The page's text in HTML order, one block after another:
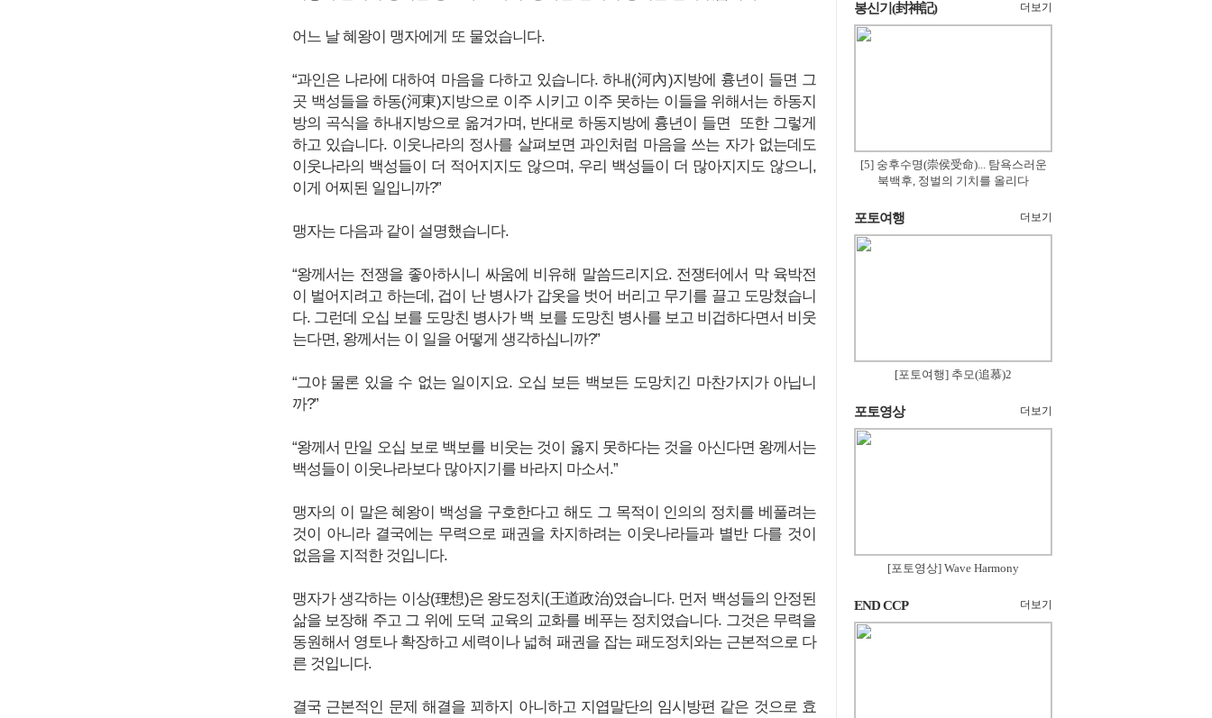
어느 날 혜왕이 맹자에게 또 물었습니다.
“과인은 나라에 대하여 마음을 다하고 있습니다. 하내(河內)지방에 흉년이 들면 그
곳 백성들을 하동(河東)지방으로 이주 시키고 이주 못하는 이들을 위해서는 하동지
방의 곡식을 하내지방으로 옮겨가며, 반대로 하동지방에 흉년이 들면 또한 그렇게
하고 있습니다. 이웃나라의 정사를 살펴보면 과인처럼 마음을 쓰는 자가 없는데도
이웃나라의 백성들이 더 적어지지도 않으며, 우리 백성들이 더 많아지지도 않으니,
이게 어찌된 일입니까?”
맹자는 다음과 같이 설명했습니다.
“왕께서는 전쟁을 좋아하시니 싸움에 비유해 말씀드리지요. 전쟁터에서 막 육박전
이 벌어지려고 하는데, 겁이 난 병사가 갑옷을 벗어 버리고 무기를 끌고 도망쳤습니
다. 그런데 오십 보를 도망친 병사가 백 보를 도망친 병사를 보고 비겁하다면서 비웃
는다면, 왕께서는 이 일을 어떻게 생각하십니까?”
“그야 물론 있을 수 없는 일이지요. 오십 보든 백보든 도망치긴 마찬가지가 아닙니
까?”
“왕께서 만일 오십 보로 백보를 비웃는 것이 옳지 못하다는 것을 아신다면 왕께서는
백성들이 이웃나라보다 많아지기를 바라지 마소서.”
맹자의 이 말은 혜왕이 백성을 구호한다고 해도 그 목적이 인의의 정치를 베풀려는
것이 아니라 결국에는 무력으로 패권을 차지하려는 이웃나라들과 별반 다를 것이
없음을 지적한 것입니다.
맹자가 생각하는 이상(理想)은 왕도정치(王道政治)였습니다. 먼저 백성들의 안정된
삶을 보장해 주고 그 위에 도덕 교육의 교화를 베푸는 정치였습니다. 그것은 무력을
동원해서 영토나 확장하고 세력이나 넓혀 패권을 잡는 패도정치와는 근본적으로 다
른 것입니다.
결국 근본적인 문제 해결을 꾀하지 아니하고 지엽말단의 임시방편 같은 것으로 효
봉신기(封神記) 더보기
[5] 숭후수명(崇侯受命)... 탐욕스러운
북백후, 정벌의 기치를 올리다
포토여행 더보기
[포토여행] 추모(追慕)2
포토영상 더보기
[포토영상] Wave Harmony
END CCP 더보기